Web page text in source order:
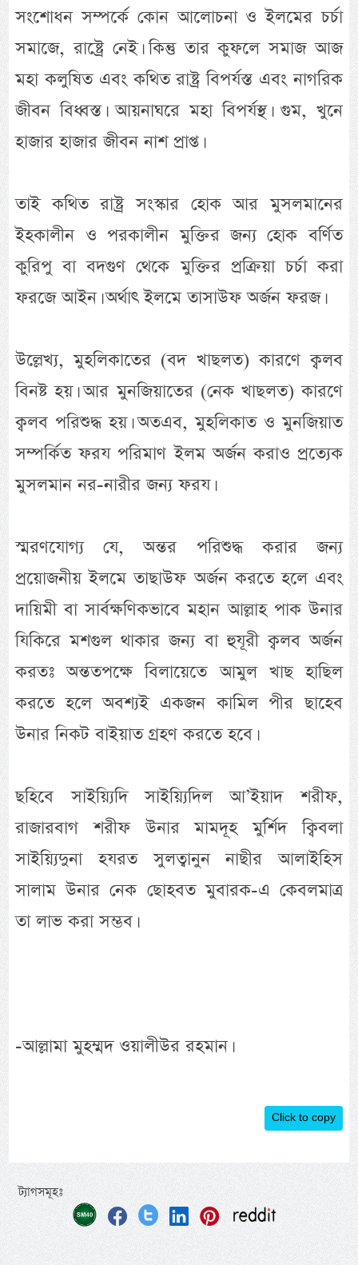
সংশোধন সম্পর্কে কোন আলোচনা ও ইলমের চর্চা
সমাজে, রাষ্ট্রে নেই। কিন্তু তার কুফলে সমাজ আজ
মহা কলুষিত এবং কথিত রাষ্ট্র বিপর্যস্ত এবং নাগরিক
জীবন বিধ্বস্ত। আয়নাঘরে মহা বিপর্যস্থ। গুম, খুনে
হাজার হাজার জীবন নাশ প্রাপ্ত।
তাই কথিত রাষ্ট্র সংস্কার হোক আর মুসলমানের
ইহকালীন ও পরকালীন মুক্তির জন্য হোক বর্ণিত
কুরিপু বা বদগুণ থেকে মুক্তির প্রক্রিয়া চর্চা করা
ফরজে আইন। অর্থাৎ ইলমে তাসাউফ অর্জন ফরজ।
উল্লেখ্য, মুহলিকাতের (বদ খাছলত) কারণে ক্বলব
বিনষ্ট হয়। আর মুনজিয়াতের (নেক খাছলত) কারণে
ক্বলব পরিশুদ্ধ হয়। অতএব, মুহলিকাত ও মুনজিয়াত
সম্পর্কিত ফরয পরিমাণ ইলম অর্জন করাও প্রত্যেক
মুসলমান নর-নারীর জন্য ফরয।
স্মরণযোগ্য যে, অন্তর পরিশুদ্ধ করার জন্য
প্রয়োজনীয় ইলমে তাছাউফ অর্জন করতে হলে এবং
দায়িমী বা সার্বক্ষণিকভাবে মহান আল্লাহ পাক উনার
যিকিরে মশগুল থাকার জন্য বা হুযূরী ক্বলব অর্জন
করতঃ অন্ততপক্ষে বিলায়েতে আমুল খাছ হাছিল
করতে হলে অবশ্যই একজন কামিল পীর ছাহেব
উনার নিকট বাইয়াত গ্রহণ করতে হবে।
ছহিবে সাইয়্যিদি সাইয়্যিদিল আ’ইয়াদ শরীফ,
রাজারবাগ শরীফ উনার মামদূহ মুর্র্শিদ ক্বিবলা
সাইয়্যিদুনা হযরত সুলত্বানুন নাছীর আলাইহিস
সালাম উনার নেক ছোহবত মুবারক-এ কেবলমাত্র
তা লাভ করা সম্ভব।
-আল্লামা মুহম্মদ ওয়ালীউর রহমান।
Click to copy
ট্যাগসমূহঃ